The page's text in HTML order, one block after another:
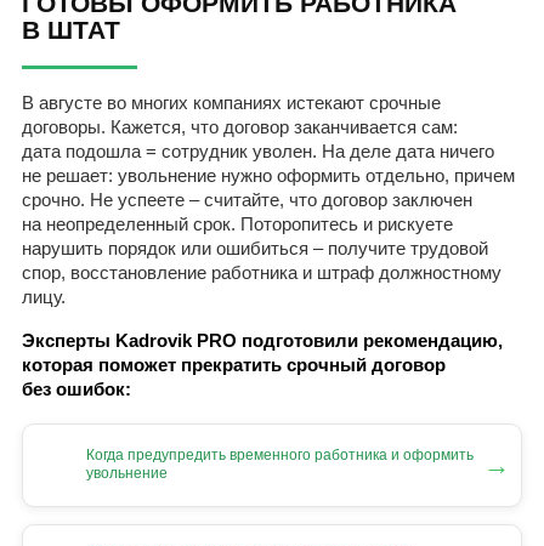
В ШТАТ
В августе во многих компаниях истекают срочные
договоры. Кажется, что договор заканчивается сам:
дата подошла = сотрудник уволен. На деле дата ничего
не решает: увольнение нужно оформить отдельно, причем
срочно. Не успеете – считайте, что договор заключен
на неопределенный срок. Поторопитесь и рискуете
нарушить порядок или ошибиться – получите трудовой
спор, восстановление работника и штраф должностному
лицу.
Эксперты Kadrovik PRO подготовили рекомендацию,
которая поможет прекратить срочный договор
без ошибок:
Когда предупредить временного работника и оформить
увольнение
→